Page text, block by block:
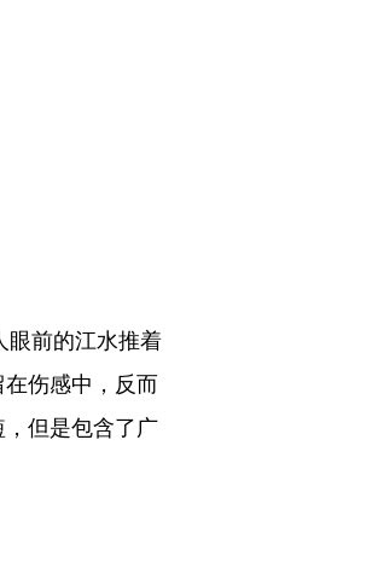
前的江水推着
伤感中，反而
但是包含了广